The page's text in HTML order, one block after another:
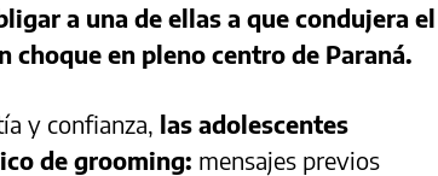
a una de ellas a que condujera el
choque en pleno centro de Paraná.
y confianza, las adolescentes
de grooming: mensajes previos